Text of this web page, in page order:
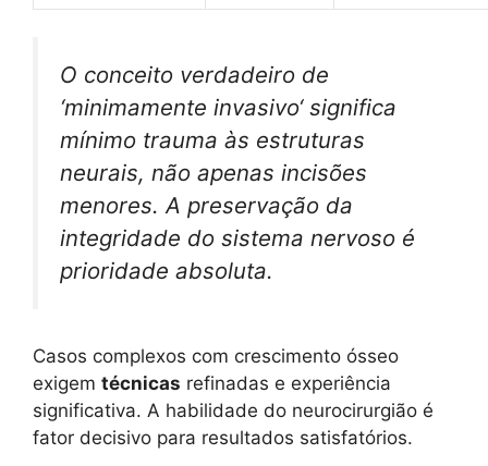
O conceito verdadeiro de
‘minimamente invasivo‘ significa
mínimo trauma às estruturas
neurais, não apenas incisões
menores. A preservação da
integridade do sistema nervoso é
prioridade absoluta.
Casos complexos com crescimento ósseo
exigem técnicas refinadas e experiência
significativa. A habilidade do neurocirurgião é
fator decisivo para resultados satisfatórios.